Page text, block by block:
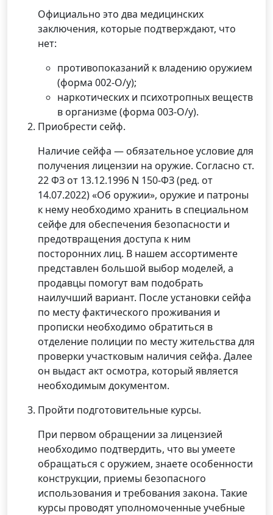
Официально это два медицинских
заключения, которые подтверждают, что
нет:
противопоказаний к владению оружием
(форма 002-О/у);
наркотических и психотропных веществ
в организме (форма 003-О/у).
Приобрести сейф.
Наличие сейфа — обязательное условие для
получения лицензии на оружие. Согласно ст.
22 ФЗ от 13.12.1996 N 150-ФЗ (ред. от
14.07.2022) «Об оружии», оружие и патроны
к нему необходимо хранить в специальном
сейфе для обеспечения безопасности и
предотвращения доступа к ним
посторонних лиц. В нашем ассортименте
представлен большой выбор моделей, а
продавцы помогут вам подобрать
наилучший вариант. После установки сейфа
по месту фактического проживания и
прописки необходимо обратиться в
отделение полиции по месту жительства для
проверки участковым наличия сейфа. Далее
он выдаст акт осмотра, который является
необходимым документом.
Пройти подготовительные курсы.
При первом обращении за лицензией
необходимо подтвердить, что вы умеете
обращаться с оружием, знаете особенности
конструкции, приемы безопасного
использования и требования закона. Такие
курсы проводят уполномоченные учебные